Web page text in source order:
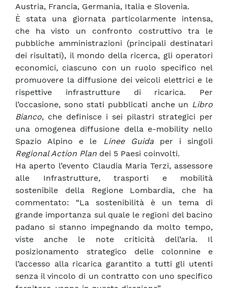
Austria, Francia, Germania, Italia e Slovenia.
È stata una giornata particolarmente intensa,
che ha visto un confronto costruttivo tra le
pubbliche amministrazioni (principali destinatari
dei risultati), il mondo della ricerca, gli operatori
economici, ciascuno con un ruolo specifico nel
promuovere la diffusione dei veicoli elettrici e le
rispettive infrastrutture di ricarica. Per
l’occasione, sono stati pubblicati anche un Libro
Bianco, che definisce i sei pilastri strategici per
una omogenea diffusione della e-mobility nello
Spazio Alpino e le Linee Guidaper i singoli
Regional Action Plan dei 5 Paesi coinvolti.
Ha aperto l’evento Claudia Maria Terzi, assessore
alle Infrastrutture, trasporti e mobilità
sostenibile della Regione Lombardia, che ha
commentato: “La sostenibilità è un tema di
grande importanza sul quale le regioni del bacino
padano si stanno impegnando da molto tempo,
viste anche le note criticità dell’aria. Il
posizionamento strategico delle colonnine e
l’accesso alla ricarica garantito a tutti gli utenti
senza il vincolo di un contratto con uno specifico